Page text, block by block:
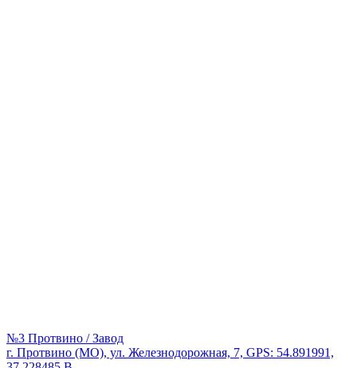
№3 Протвино / Завод
г. Протвино (МО), ул. Железнодорожная, 7, GPS: 54.891991,